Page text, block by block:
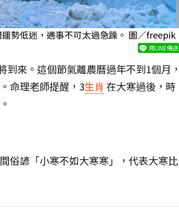
勢低迷，遇事不可太過急躁。 圖／freepik
用LINE傳送
來。這個節氣離農曆過年不到1個月，
命理老師提醒，3生肖 在大寒過後，時
俗諺「小寒不如大寒寒」，代表大寒比